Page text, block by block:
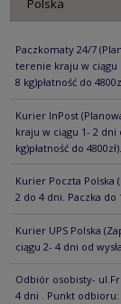
Paczkomaty 24/7
terenie kraju w ciągu
8 kg)płatność do
Kurier InPost
kraju w ciągu 1- 2 dni
kg)płatność do
Kurier Poczta Polska
2 do 4 dni. Paczka do
Kurier UPS Polska
ciągu 2- 4 dni od
Odbiór osobisty-
4 dni . Punkt odbioru: